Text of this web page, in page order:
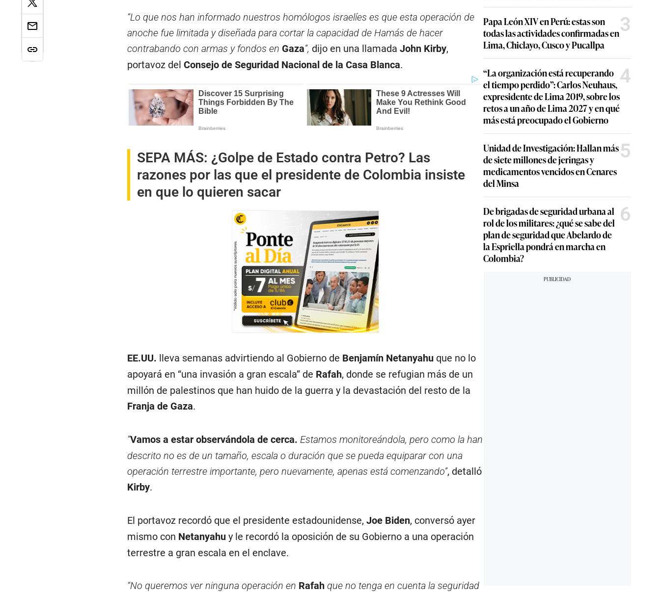
“Lo que nos han informado nuestros homólogos israelíes es que esta operación de
anoche fue limitada y diseñada para cortar la capacidad de Hamás de hacer
contrabando con armas y fondos en Gaza”, dijo en una llamada John Kirby,
portavoz del Consejo de Seguridad Nacional de la Casa Blanca.
SEPA MÁS: ¿Golpe de Estado contra Petro? Las
razones por las que el presidente de Colombia insiste
en que lo quieren sacar
EE.UU. lleva semanas advirtiendo al Gobierno de Benjamín Netanyahu que no lo
apoyará en “una invasión a gran escala” de Rafah, donde se refugian más de un
millón de palestinos que han huido de la guerra y la devastación del resto de la
Franja de Gaza.
“Vamos a estar observándola de cerca. Estamos monitoreándola, pero como la han
descrito no es de un tamaño, escala o duración que se pueda equiparar con una
operación terrestre importante, pero nuevamente, apenas está comenzando”, detalló
Kirby.
El portavoz recordó que el presidente estadounidense, Joe Biden, conversó ayer
mismo con Netanyahu y le recordó la oposición de su Gobierno a una operación
terrestre a gran escala en el enclave.
“No queremos ver ninguna operación en Rafahque no tenga en cuenta la seguridad
Papa León XIV en Perú: estas son
todas las actividades confirmadas en
Lima, Chiclayo, Cusco y Pucallpa
3
“La organización está recuperando
el tiempo perdido”: Carlos Neuhaus,
expresidente de Lima 2019, sobre los
retos a un año de Lima 2027 y en qué
más está preocupado el Gobierno
4
Unidad de Investigación: Hallan más
de siete millones de jeringas y
medicamentos vencidos en Cenares
del Minsa
5
De brigadas de seguridad urbana al
rol de los militares: ¿qué se sabe del
plan de seguridad que Abelardo de
la Espriella pondrá en marcha en
Colombia?
6